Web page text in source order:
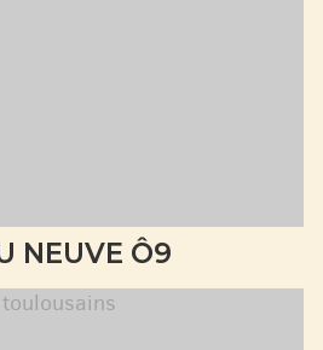
NEUVE Ô9